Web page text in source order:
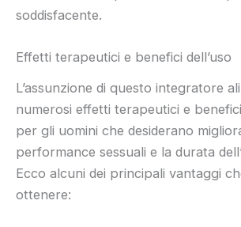
soddisfacente.
Effetti terapeutici e benefici dell’uso
L’assunzione di questo integratore
numerosi effetti terapeutici e
per gli uomini che desiderano
performance sessuali e la durata
Ecco alcuni dei principali vantaggi
ottenere: